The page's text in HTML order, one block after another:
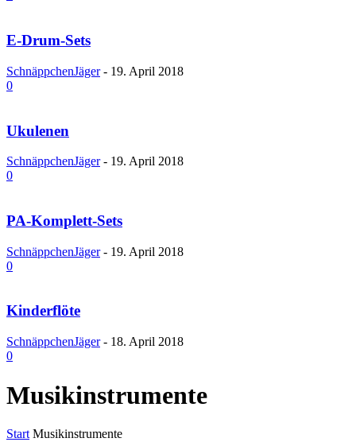
E-Drum-Sets
SchnäppchenJäger - 19. April 2018
0
Ukulenen
SchnäppchenJäger - 19. April 2018
0
PA-Komplett-Sets
SchnäppchenJäger - 19. April 2018
0
Kinderflöte
SchnäppchenJäger - 18. April 2018
0
Musikinstrumente
Start Musikinstrumente